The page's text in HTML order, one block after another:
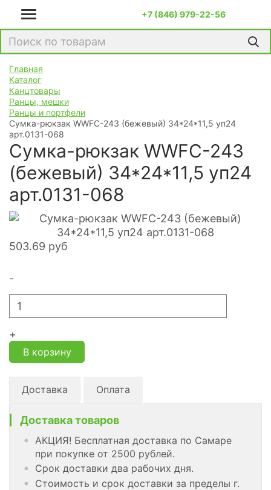
+7 (846) 979-22-56
Главная
Каталог
Канцтовары
Ранцы, мешки
Ранцы и портфели
Сумка-рюкзак WWFC-243 (бежевый) 34*24*11,5 уп24
арт.0131-068
Сумка-рюкзак WWFC-243
(бежевый) 34*24*11,5 уп24
арт.0131-068
503.69 руб
-
+
В корзину
Доставка Оплата
Доставка товаров
АКЦИЯ! Бесплатная доставка по Самаре
при покупке от 2500 рублей.
Срок доставки два рабочих дня.
Стоимость и срок доставки за пределы г.